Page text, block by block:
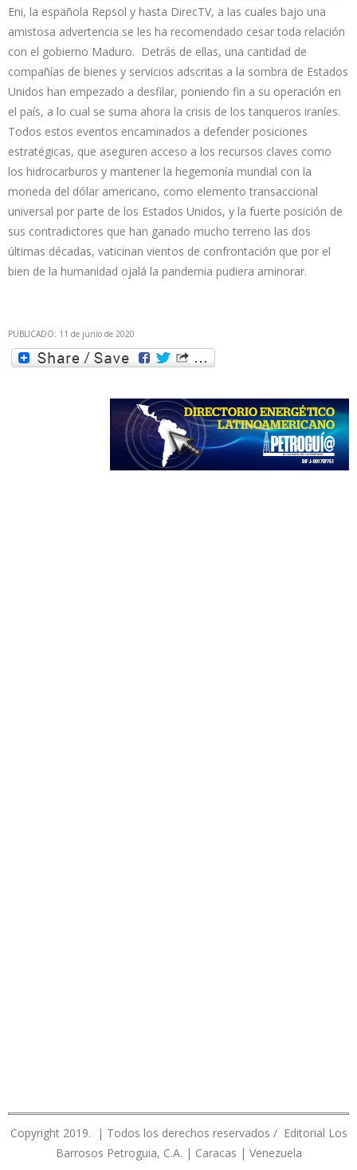
Eni, la española Repsol y hasta DirecTV, a las cuales bajo una
amistosa advertencia se les ha recomendado cesar toda relación
con el gobierno Maduro. Detrás de ellas, una cantidad de
compañías de bienes y servicios adscritas a la sombra de Estados
Unidos han empezado a desfilar, poniendo fin a su operación en
el país, a lo cual se suma ahora la crisis de los tanqueros iraníes.
Todos estos eventos encaminados a defender posiciones
estratégicas, que aseguren acceso a los recursos claves como
los hidrocarburos y mantener la hegemonía mundial con la
moneda del dólar americano, como elemento transaccional
universal por parte de los Estados Unidos, y la fuerte posición de
sus contradictores que han ganado mucho terreno las dos
últimas décadas, vaticinan vientos de confrontación que por el
bien de la humanidad ojalá la pandemia pudiera aminorar.
PUBLICADO: 11 de junio de 2020
Copyright 2019. | Todos los derechos reservados / Editorial Los
Barrosos Petroguia, C.A. | Caracas | Venezuela